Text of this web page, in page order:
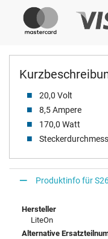
20,0 Volt
8,5 Ampere
170,0 Watt
Produktinfo für
Hersteller
LiteOn
Alternative